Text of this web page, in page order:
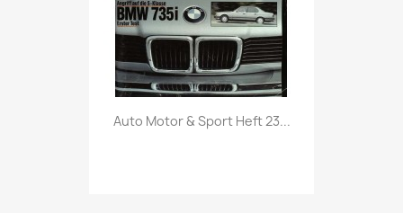
Vorschau
Auto Motor & Sport Heft 23...